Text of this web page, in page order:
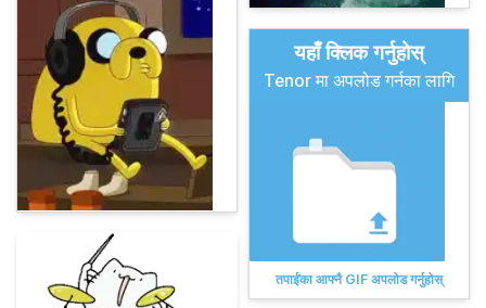
यहाँ क्लिक गर्नुहोस्
Tenor मा अपलोड गर्नका लागि
तपाईंका आफ्नै GIF अपलोड गर्नुहोस्